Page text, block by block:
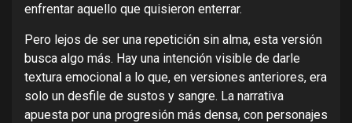
enfrentar aquello que quisieron enterrar.
Pero lejos de ser una repetición sin alma, esta versión
busca algo más. Hay una intención visible de darle
textura emocional a lo que, en versiones anteriores, era
solo un desfile de sustos y sangre. La narrativa
apuesta por una progresión más densa, con personajes